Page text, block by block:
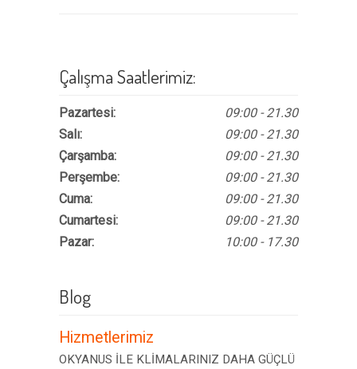
Çalışma Saatlerimiz:
Pazartesi:
Salı:
Çarşamba:
Perşembe:
Cuma:
Cumartesi:
Pazar:
09:00 - 21.30
09:00 - 21.30
09:00 - 21.30
09:00 - 21.30
09:00 - 21.30
09:00 - 21.30
10:00 - 17.30
Blog
Hizmetlerimiz
OKYANUS İLE KLİMALARINIZ DAHA GÜÇLÜ